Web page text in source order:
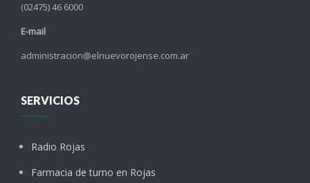
(02475) 46 6000
E-mail
administracion@elnuevorojense.com.ar
SERVICIOS
Radio Rojas
Farmacia de turno en Rojas